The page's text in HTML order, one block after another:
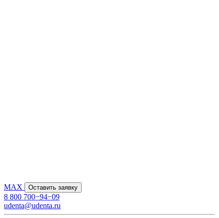
MAX Оставить заявку
8 800 700−94−09
udenta@udenta.ru